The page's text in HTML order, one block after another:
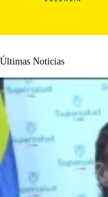
Últimas Noticias